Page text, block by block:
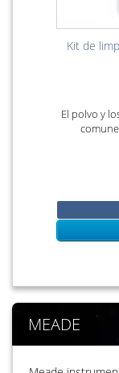
Kit de
El polvo y
MEADE